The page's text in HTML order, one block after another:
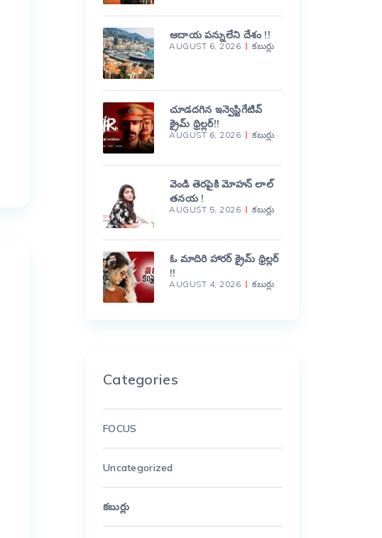
ఆదాయ పన్నులేని దేశం !!
AUGUST 6, 2026 కబుర్లు
చూడదగిన ఇన్వెస్టిగేటివ్
క్రైమ్ థ్రిల్లర్!!
AUGUST 6, 2026 కబుర్లు
వెండి తెరపైకి మోహన్ లాల్
తనయ !
AUGUST 5, 2026 కబుర్లు
ఓ మాదిరి హారర్ క్రైమ్ థ్రిల్లర్
!!
AUGUST 4, 2026 కబుర్లు
Categories
FOCUS
Uncategorized
కబుర్లు